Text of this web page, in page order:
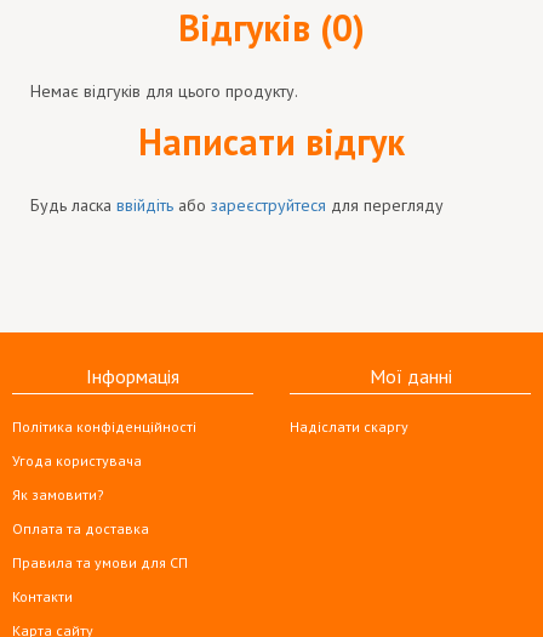
Відгуків (0)
Немає відгуків для цього продукту.
Написати відгук
Будь ласка ввійдіть або зареєструйтеся для перегляду
Інформація
Політика конфіденційності
Угода користувача
Як замовити?
Оплата та доставка
Правила та умови для СП
Контакти
Карта сайту
Мої данні
Надіслати скаргу